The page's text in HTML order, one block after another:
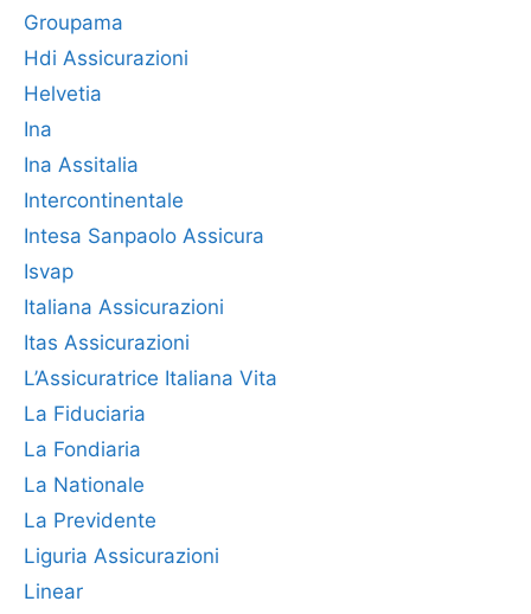
Groupama
Hdi Assicurazioni
Helvetia
Ina
Ina Assitalia
Intercontinentale
Intesa Sanpaolo Assicura
Isvap
Italiana Assicurazioni
Itas Assicurazioni
L’Assicuratrice Italiana Vita
La Fiduciaria
La Fondiaria
La Nationale
La Previdente
Liguria Assicurazioni
Linear